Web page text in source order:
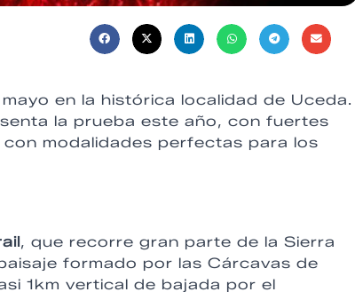
en la histórica localidad de Uceda.
la prueba este año, con fuertes
modalidades perfectas para los
, que recorre gran parte de la Sierra
formado por las Cárcavas de
1km vertical de bajada por el